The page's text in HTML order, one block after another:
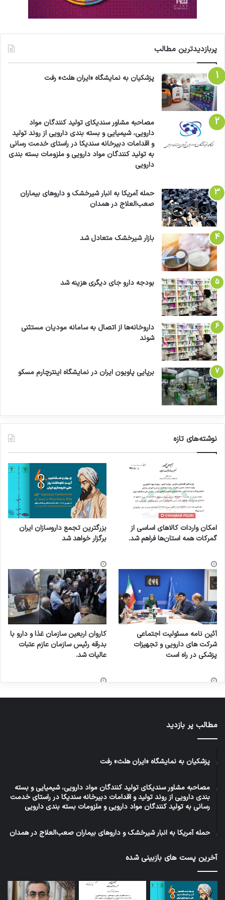
پربازدیدترین مطالب
پزشکیان به نمایشگاه «ایران هلث» رفت
مصاحبه مشاور سندیکای تولید کنندگان مواد
دارویی، شیمیایی و بسته بندی دارویی از روند تولید
و اقدامات دبیرخانه سندیکا در راستای خدمت رسانی
به تولید کنندگان مواد دارویی و ملزومات بسته بندی
دارویی
حمله آمریکا به انبار شیرخشک و داروهای بیماران
صعب‌العلاج در همدان
بازار شیرخشک متعادل شد
بودجه دارو جای دیگری هزینه شد
داروخانه‌ها از اتصال به سامانه مودیان مستثنی
شوند
برپایی پاویون ایران در نمایشگاه اینترچارم مسکو
نوشته‌های تازه
امکان واردات کالاهای اساسی از
گمرکات همه استان‌ها فراهم شد.
بزرگترین تجمع داروسازان ایران
برگزار خواهد شد
آئین نامه مسئولیت اجتماعی
شرکت های دارویی و تجهیزات
پزشکی در راه است
کاروان اربعین سازمان غذا و دارو با
بدرقه رئیس سازمان عازم عتبات
عالیات شد.
مطالب پر بازدید
پزشکیان به نمایشگاه «ایران هلث» رفت
مصاحبه مشاور سندیکای تولید کنندگان مواد دارویی، شیمیایی و بسته
بندی دارویی از روند تولید و اقدامات دبیرخانه سندیکا در راستای خدمت
رسانی به تولید کنندگان مواد دارویی و ملزومات بسته بندی دارویی
حمله آمریکا به انبار شیرخشک و داروهای بیماران صعب‌العلاج در همدان
آخرین پست های بازبینی شده